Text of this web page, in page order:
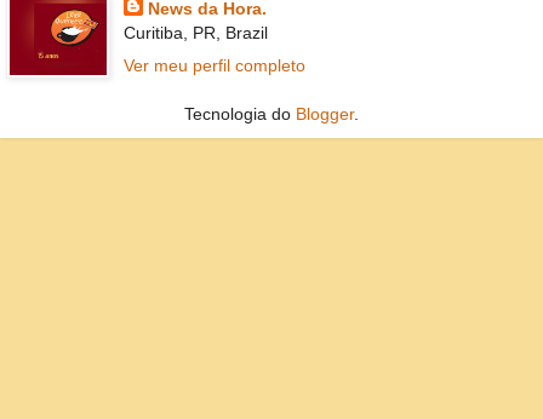
News da Hora.
Curitiba, PR, Brazil
Ver meu perfil completo
Tecnologia do Blogger.